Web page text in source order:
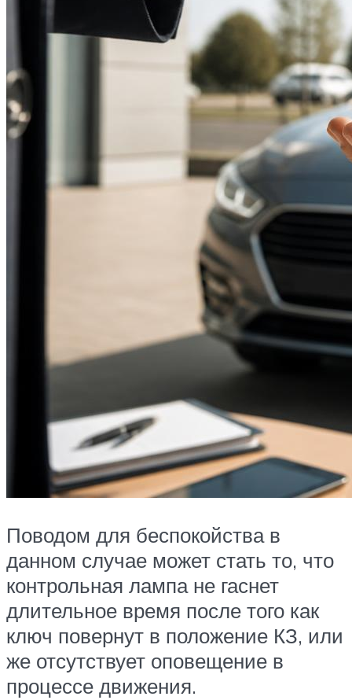
Поводом для беспокойства в
данном случае может стать то, что
контрольная лампа не гаснет
длительное время после того как
ключ повернут в положение КЗ, или
же отсутствует оповещение в
процессе движения.